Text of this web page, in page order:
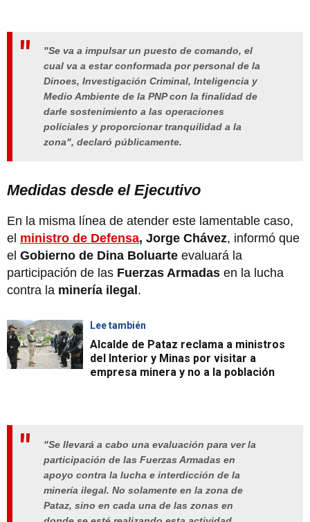
"Se va a impulsar un puesto de comando, el
cual va a estar conformada por personal de la
Dinoes, Investigación Criminal, Inteligencia y
Medio Ambiente de la PNP con la finalidad de
darle sostenimiento a las operaciones
policiales y proporcionar tranquilidad a la
zona", declaró públicamente.
Medidas desde el Ejecutivo
En la misma línea de atender este lamentable caso,
el ministro de Defensa, Jorge Chávez, informó que
el Gobierno de Dina Boluarte evaluará la
participación de las Fuerzas Armadas en la lucha
contra la minería ilegal .
Lee también
Alcalde de Pataz reclama a ministros
del Interior y Minas por visitar a
empresa minera y no a la población
"Se llevará a cabo una evaluación para ver la
participación de las Fuerzas Armadas en
apoyo contra la lucha e interdicción de la
minería ilegal. No solamente en la zona de
Pataz, sino en cada una de las zonas en